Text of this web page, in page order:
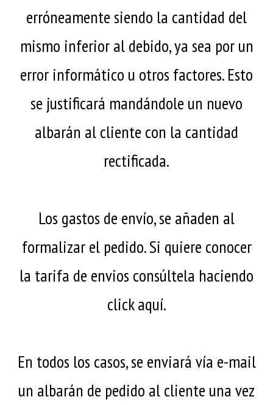
erróneamente siendo la cantidad del
mismo inferior al debido, ya sea por un
error informático u otros factores. Esto
se justificará mandándole un nuevo
albarán al cliente con la cantidad
rectificada.
Los gastos de envío, se añaden al
formalizar el pedido. Si quiere conocer
la tarifa de envios consúltela haciendo
clickaquí.
En todos los casos, se enviará vía e-mail
un albarán de pedido al cliente una vez